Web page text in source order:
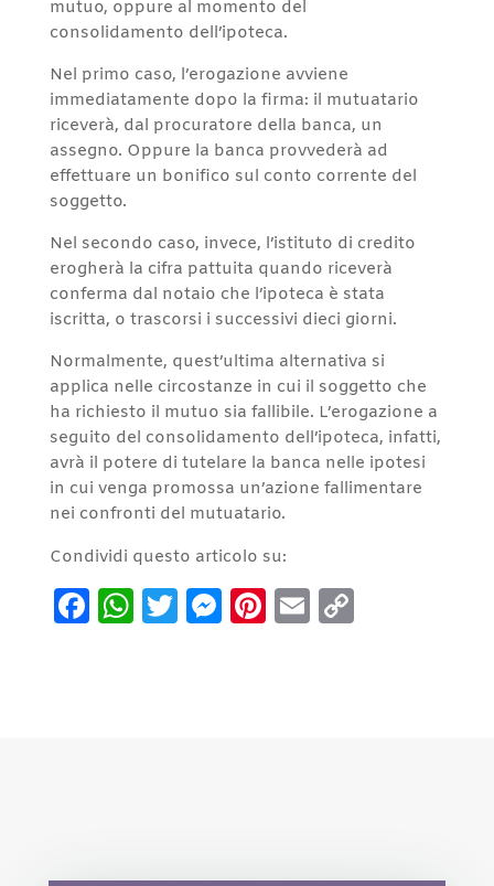
mutuo, oppure al momento del
consolidamento dell’ipoteca.
Nel primo caso, l’erogazione avviene
immediatamente dopo la firma: il mutuatario
riceverà, dal procuratore della banca, un
assegno. Oppure la banca provvederà ad
effettuare un bonifico sul conto corrente del
soggetto.
Nel secondo caso, invece, l’istituto di credito
erogherà la cifra pattuita quando riceverà
conferma dal notaio che l’ipoteca è stata
iscritta, o trascorsi i successivi dieci giorni.
Normalmente, quest’ultima alternativa si
applica nelle circostanze in cui il soggetto che
ha richiesto il mutuo sia fallibile. L’erogazione a
seguito del consolidamento dell’ipoteca, infatti,
avrà il potere di tutelare la banca nelle ipotesi
in cui venga promossa un’azione fallimentare
nei confronti del mutuatario.
Condividi questo articolo su:
Facebook
WhatsApp
Twitter
Messenger
Pinterest
EmailCopy